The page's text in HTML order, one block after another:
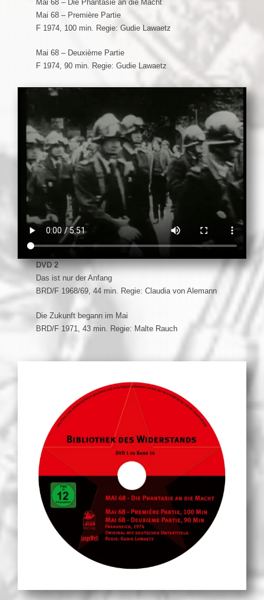
Mai 68 – Die Phantasie an die Macht
Mai 68 – Première Partie
F 1974, 100 min. Regie: Gudie Lawaetz
Mai 68 – Deuxième Partie
F 1974, 90 min. Regie: Gudie Lawaetz
DVD 2
Das ist nur der Anfang
BRD/F 1968/69, 44 min. Regie: Claudia von Alemann
Die Zukunft begann im Mai
BRD/F 1971, 43 min. Regie: Malte Rauch